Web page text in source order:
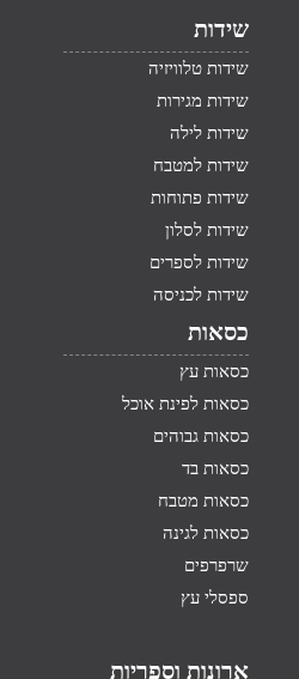
שידות
שידות טלוויזיה
שידות מגירות
שידות לילה
שידות למטבח
שידות פתוחות
שידות לסלון
שידות לספרים
שידות לכניסה
כסאות
כסאות עץ
כסאות לפינת אוכל
כסאות גבוהים
כסאות בד
כסאות מטבח
כסאות לגינה
שרפרפים
ספסלי עץ
ארונות וספריות